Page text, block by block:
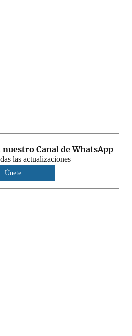
nuestro Canal de WhatsApp
las actualizaciones
Únete